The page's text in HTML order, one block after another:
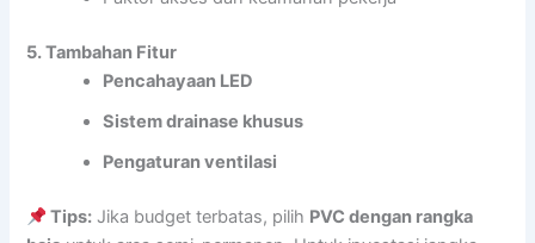
5. Tambahan Fitur
Pencahayaan LED
Sistem drainase khusus
Pengaturan ventilasi
Tips: Jika budget terbatas, pilih PVC dengan rangka